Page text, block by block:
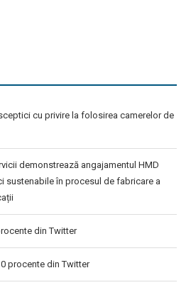
cu privire la folosirea camerelor de
demonstrează angajamentul HMD
sustenabile în procesul de fabricare a
din Twitter
procente din Twitter